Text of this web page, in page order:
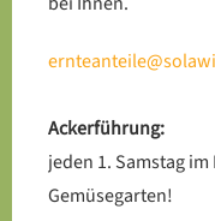
Ackerführung:
jeden 1. Samstag
Gemüsegarten!